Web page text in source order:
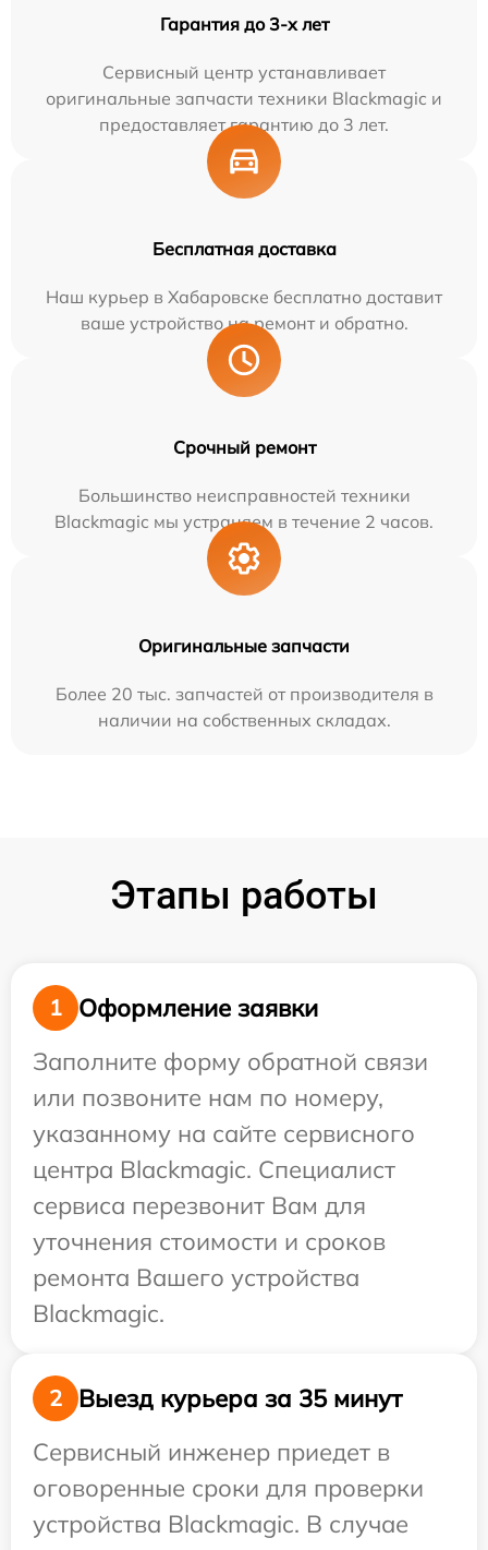
Гарантия до 3-х лет
Сервисный центр устанавливает
оригинальные запчасти техники Blackmagic и
предоставляет гарантию до 3 лет.
Бесплатная доставка
Наш курьер в Хабаровске бесплатно доставит
ваше устройство на ремонт и обратно.
Срочный ремонт
Большинство неисправностей техники
Blackmagic мы устраняем в течение 2 часов.
Оригинальные запчасти
Более 20 тыс. запчастей от производителя в
наличии на собственных складах.
Этапы работы
1
Оформление заявки
Заполните форму обратной связи
или позвоните нам по номеру,
указанному на сайте сервисного
центра Blackmagic. Специалист
сервиса перезвонит Вам для
уточнения стоимости и сроков
ремонта Вашего устройства
Blackmagic.
2
Выезд курьера за 35 минут
Сервисный инженер приедет в
оговоренные сроки для проверки
устройства Blackmagic. В случае